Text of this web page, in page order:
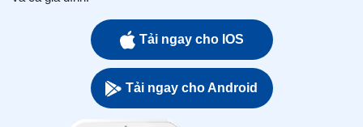
Tải ngay cho IOS
Tải ngay cho Android